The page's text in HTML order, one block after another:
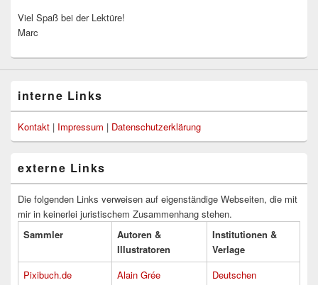
Viel Spaß bei der Lektüre!
Marc
interne Links
Kontakt | Impressum | Datenschutzerklärung
externe Links
Die folgenden Links verweisen auf eigenständige Webseiten, die mit
mir in keinerlei juristischem Zusammenhang stehen.
Sammler
Autoren &
Illustratoren
Institutionen &
Verlage
Pixibuch.de
Alain Grée
Deutschen